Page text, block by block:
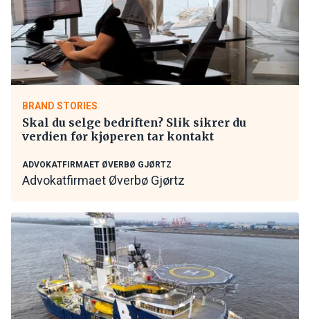
BRAND STORIES
Skal du selge bedriften? Slik sikrer du
verdien før kjøperen tar kontakt
ADVOKATFIRMAET ØVERBØ GJØRTZ
Advokatfirmaet Øverbø Gjørtz